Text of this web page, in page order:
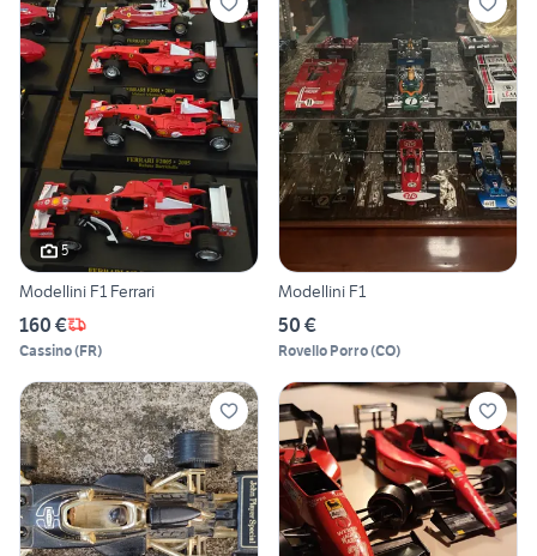
5
Modellini F1 Ferrari
160 €
Cassino(FR)
Modellini F1
50 €
Rovello Porro(CO)